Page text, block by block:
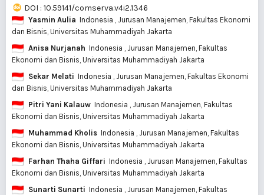
DOI : 10.59141/comserva.v4i2.1346
Yasmin Aulia Indonesia
, Jurusan Manajemen, Fakultas Ekonomi
dan Bisnis, Universitas Muhammadiyah Jakarta
Anisa Nurjanah Indonesia
, Jurusan Manajemen, Fakultas
Ekonomi dan Bisnis, Universitas Muhammadiyah Jakarta
Sekar Melati Indonesia
, Jurusan Manajemen, Fakultas Ekonomi
dan Bisnis, Universitas Muhammadiyah Jakarta
Pitri Yani Kalauw Indonesia
, Jurusan Manajemen, Fakultas
Ekonomi dan Bisnis, Universitas Muhammadiyah Jakarta
Muhammad Kholis Indonesia
, Jurusan Manajemen, Fakultas
Ekonomi dan Bisnis, Universitas Muhammadiyah Jakarta
Farhan Thaha Giffari Indonesia
, Jurusan Manajemen, Fakultas
Ekonomi dan Bisnis, Universitas Muhammadiyah Jakarta
Sunarti Sunarti Indonesia
, Jurusan Manajemen, Fakultas